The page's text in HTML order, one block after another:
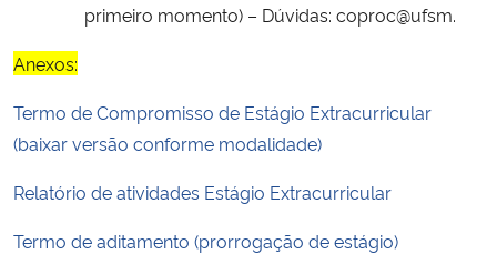
primeiro momento) – Dúvidas: coproc@ufsm.
Anexos:
Termo de Compromisso de Estágio Extracurricular
(baixar versão conforme modalidade)
Relatório de atividades Estágio Extracurricular
Termo de aditamento (prorrogação de estágio)